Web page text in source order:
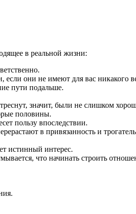
в реальной жизни:
если они не имеют для вас никакого
пути подальше.
значит, были не слишком
половины.
пользу впоследствии.
в привязанность и
истинный интерес.
что начинать строить